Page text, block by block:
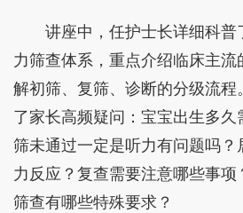
讲座中，任护士长详细科
力筛查体系，重点介绍临床主
解初筛、复筛、诊断的分级流
了家长高频疑问：宝宝出生多
筛未通过一定是听力有问题吗
力反应？复查需要注意哪些事
筛查有哪些特殊要求？